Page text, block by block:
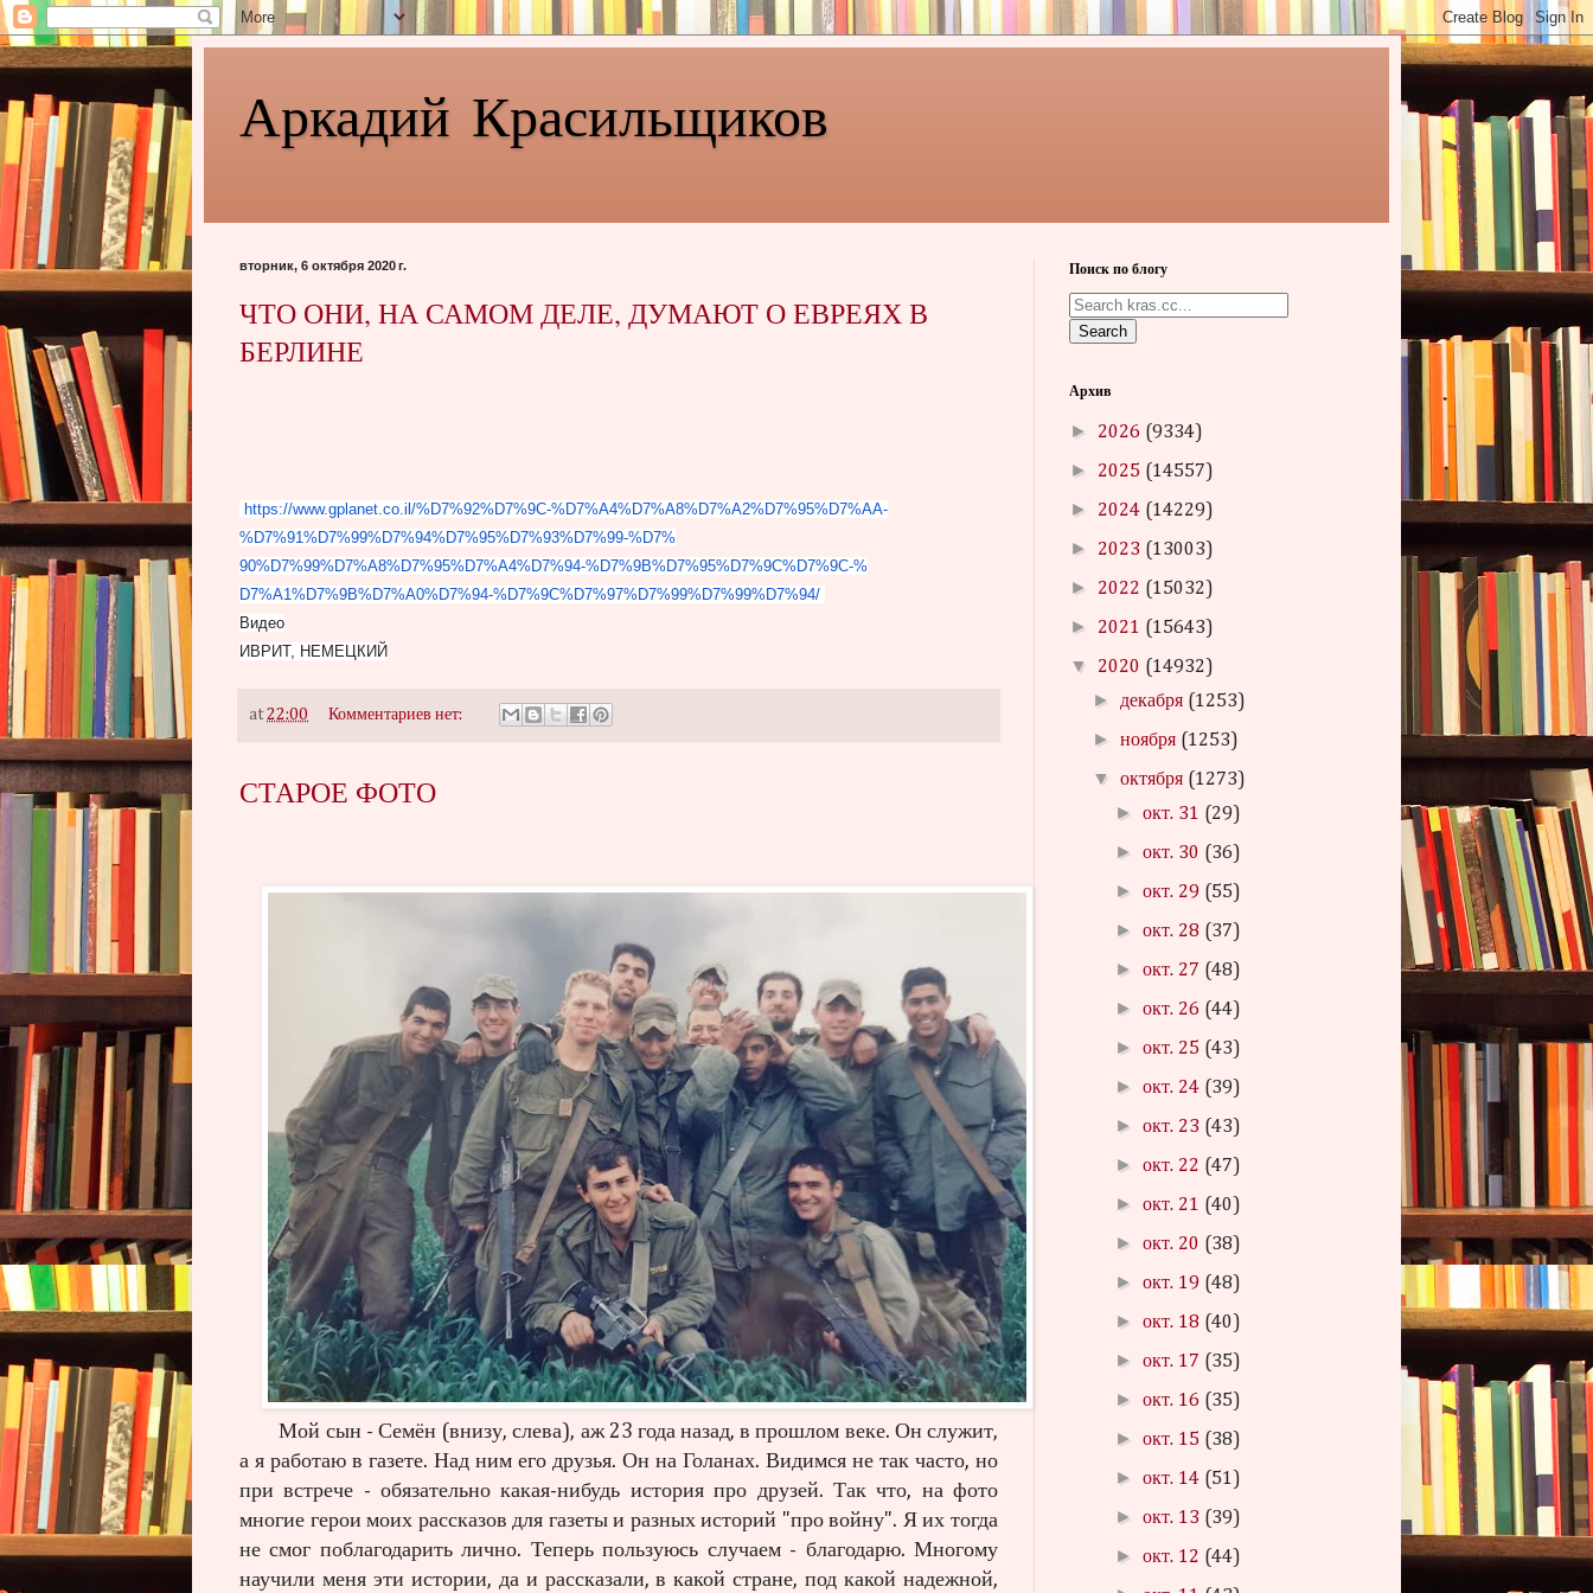
Аркадий Красильщиков
вторник, 6 октября 2020 г.
ЧТО ОНИ, НА САМОМ ДЕЛЕ, ДУМАЮТ О ЕВРЕЯХ В
БЕРЛИНЕ
https://www.gplanet.co.il/% D7%92%D7%9C-%D7%A4%D7%A8%D7%A2%D7%95%D7%AA-
%D7%91%D7%99% D7%94%D7%95%D7%93%D7%99-%D7%
90%D7%99%D7%A8%D7%95%D7%A4%D7%94-%D7%9B%D7%95%D7%9C%D7%9C-%
D7%A1%D7%9B%D7%A0%D7%94-%D7%9C%D7%97%D7%99%D7%99%D7%94/
Видео
ИВРИТ, НЕМЕЦКИЙ
at22:00 Комментариев нет:
СТАРОЕ ФОТО
Мой сын - Семён (внизу, слева), аж 23 года назад, в прошлом веке. Он служит,
а я работаю в газете. Над ним его друзья. Он на Голанах. Видимся не так часто, но
при встрече - обязательно какая-нибудь история про друзей. Так что, на фото
многие герои моих рассказов для газеты и разных историй "про войну". Я их тогда
не смог поблагодарить лично. Теперь пользуюсь случаем - благодарю. Многому
научили меня эти истории, да и рассказали, в какой стране, под какой надежной,
Поиск по блогу
Search
Архив
► 2026 (9334)
► 2025 (14557)
► 2024 (14229)
► 2023 (13003)
► 2022 (15032)
► 2021 (15643)
▼ 2020 (14932)
► декабря (1253)
►ноября (1253)
▼октября (1273)
►окт. 31 (29)
►окт. 30 (36)
►окт. 29 (55)
►окт. 28 (37)
►окт. 27 (48)
►окт. 26 (44)
►окт. 25 (43)
►окт. 24 (39)
►окт. 23 (43)
►окт. 22 (47)
►окт. 21 (40)
►окт. 20 (38)
►окт. 19 (48)
►окт. 18 (40)
►окт. 17 (35)
►окт. 16 (35)
►окт. 15 (38)
►окт. 14 (51)
►окт. 13 (39)
►окт. 12 (44)